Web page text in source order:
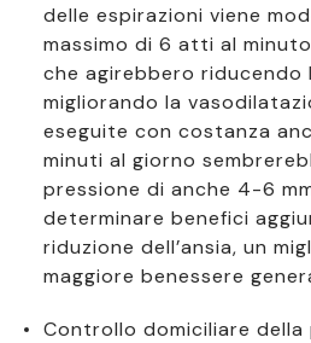
delle espirazioni viene
massimo di 6 atti al
che agirebbero riducendo
migliorando la
eseguite con costanza
minuti al giorno
pressione di anche 4-6
determinare benefici
riduzione dell’ansia, un
maggiore benessere
Controllo domiciliare